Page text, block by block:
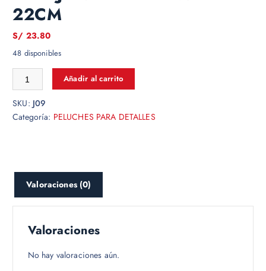
22CM
S/ 23.80
48 disponibles
Añadir al carrito
SKU: J09
Categoría: PELUCHES PARA DETALLES
Valoraciones (0)
Valoraciones
No hay valoraciones aún.